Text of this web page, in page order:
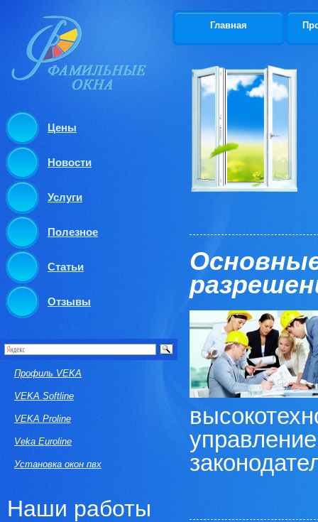
Главная
Цены
Новости
Услуги
Полезное
Статьи
Отзывы
Профиль VEKA
VEKA Softline
VEKA Proline
Veka Euroline
Установка окон пвх
Наши работы